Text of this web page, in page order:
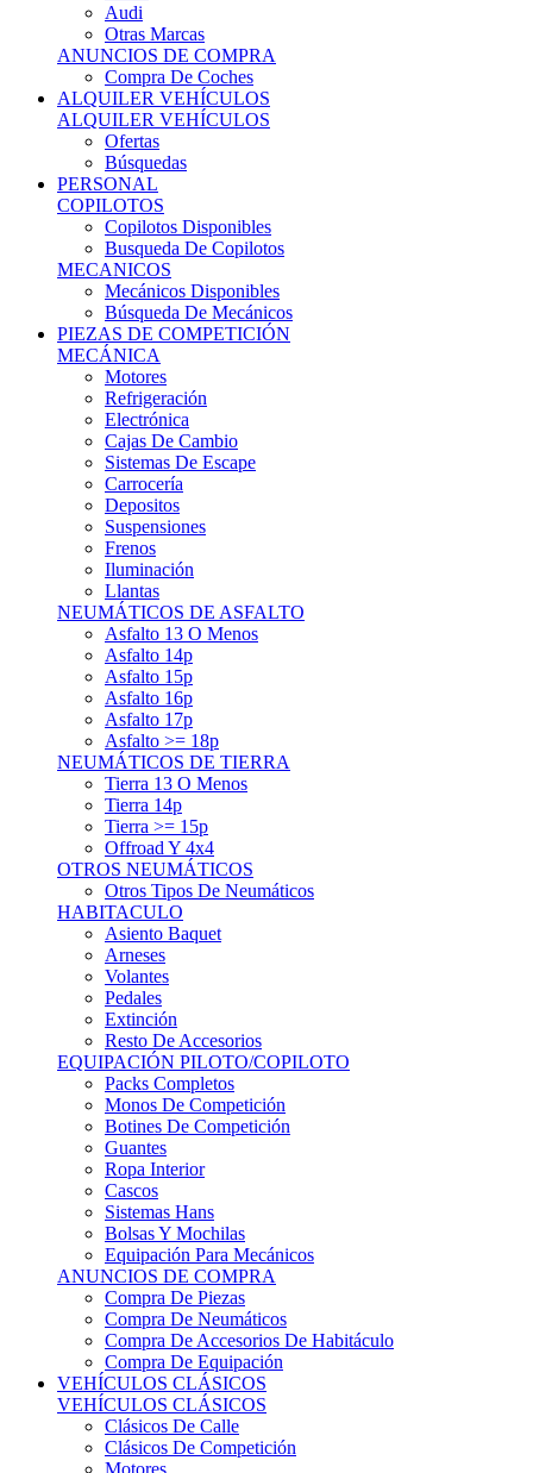
Otras Marcas
ANUNCIOS DE COMPRA
Compra De Coches
ALQUILER VEHÍCULOS
ALQUILER VEHÍCULOS
Ofertas
Búsquedas
PERSONAL
COPILOTOS
Copilotos Disponibles
Busqueda De Copilotos
MECANICOS
Mecánicos Disponibles
Búsqueda De Mecánicos
PIEZAS DE COMPETICIÓN
MECÁNICA
Motores
Refrigeración
Electrónica
Cajas De Cambio
Sistemas De Escape
Carrocería
Depositos
Suspensiones
Frenos
Iluminación
Llantas
NEUMÁTICOS DE ASFALTO
Asfalto 13 O Menos
Asfalto 14p
Asfalto 15p
Asfalto 16p
Asfalto 17p
Asfalto >= 18p
NEUMÁTICOS DE TIERRA
Tierra 13 O Menos
Tierra 14p
Tierra >= 15p
Offroad Y 4x4
OTROS NEUMÁTICOS
Otros Tipos De Neumáticos
HABITACULO
Asiento Baquet
Arneses
Volantes
Pedales
Extinción
Resto De Accesorios
EQUIPACIÓN PILOTO/COPILOTO
Packs Completos
Monos De Competición
Botines De Competición
Guantes
Ropa Interior
Cascos
Sistemas Hans
Bolsas Y Mochilas
Equipación Para Mecánicos
ANUNCIOS DE COMPRA
Compra De Piezas
Compra De Neumáticos
Compra De Accesorios De Habitáculo
Compra De Equipación
VEHÍCULOS CLÁSICOS
VEHÍCULOS CLÁSICOS
Clásicos De Calle
Clásicos De Competición
Motores
Cajas De Cambio